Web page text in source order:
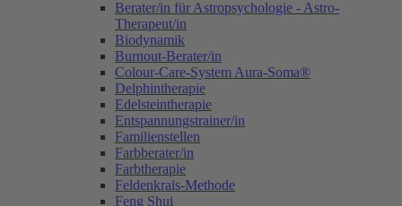
Berater/in für Astropsychologie - Astro-
Therapeut/in
Biodynamik
Burnout-Berater/in
Colour-Care-System Aura-Soma®
Delphintherapie
Edelsteintherapie
Entspannungstrainer/in
Familienstellen
Farbberater/in
Farbtherapie
Feldenkrais-Methode
Feng Shui